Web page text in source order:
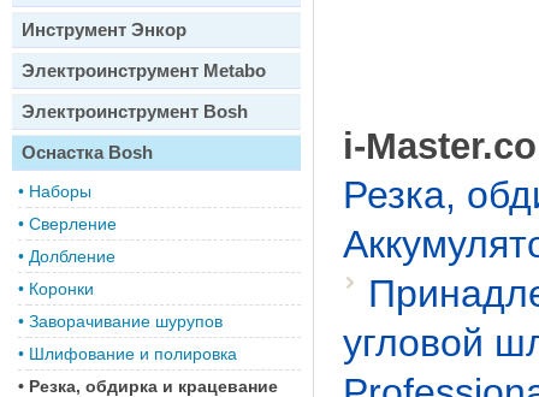
Инструмент Энкор
Электроинструмент Metabo
Электроинструмент Bosh
Оснастка Bosh
• Наборы
• Сверление
• Долбление
• Коронки
• Заворачивание шурупов
• Шлифование и полировка
• Резка, обдирка и крацевание
i-
Резка,
угловой